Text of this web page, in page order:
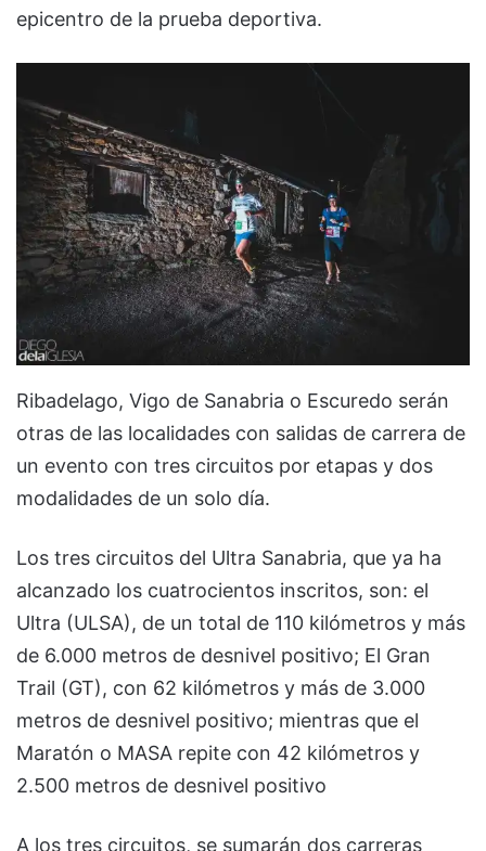
epicentro de la prueba deportiva.
Ribadelago, Vigo de Sanabria o Escuredo serán
otras de las localidades con salidas de carrera de
un evento con tres circuitos por etapas y dos
modalidades de un solo día.
Los tres circuitos del Ultra Sanabria, que ya ha
alcanzado los cuatrocientos inscritos, son: el
Ultra (ULSA), de un total de 110 kilómetros y más
de 6.000 metros de desnivel positivo; El Gran
Trail (GT), con 62 kilómetros y más de 3.000
metros de desnivel positivo; mientras que el
Maratón o MASA repite con 42 kilómetros y
2.500 metros de desnivel positivo
A los tres circuitos, se sumarán dos carreras